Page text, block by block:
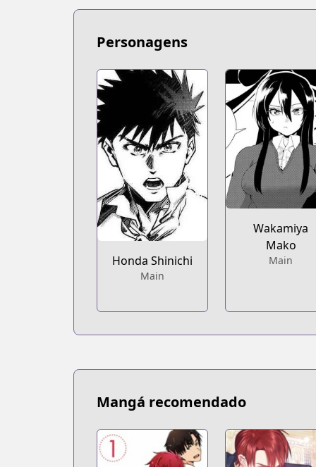
Personagens
Honda Shinichi
Main
Wakamiya
Mako
Main
Mangá recomendado